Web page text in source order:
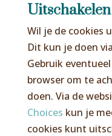
Wil je de cookies
Dit kun je doen
Gebruik
browser om te
doen. Via de
Choices kun je
cookies kunt